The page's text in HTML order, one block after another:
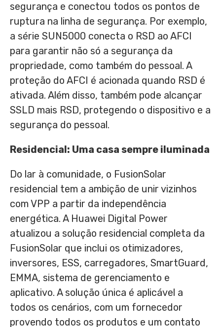
segurança e conectou todos os pontos de
ruptura na linha de segurança. Por exemplo,
a série SUN5000 conecta o RSD ao AFCI
para garantir não só a segurança da
propriedade, como também do pessoal. A
proteção do AFCI é acionada quando RSD é
ativada. Além disso, também pode alcançar
SSLD mais RSD, protegendo o dispositivo e a
segurança do pessoal.
Residencial: Uma casa sempre iluminada
Do lar à comunidade, o FusionSolar
residencial tem a ambição de unir vizinhos
com VPP a partir da independência
energética. A Huawei Digital Power
atualizou a solução residencial completa da
FusionSolar que inclui os otimizadores,
inversores, ESS, carregadores, SmartGuard,
EMMA, sistema de gerenciamento e
aplicativo. A solução única é aplicável a
todos os cenários, com um fornecedor
provendo todos os produtos e um contato